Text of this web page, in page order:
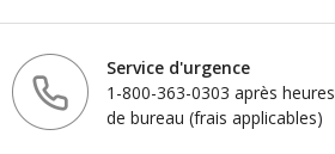
Service d'urgence
1-800-363-0303 après heures
de bureau (frais applicables)